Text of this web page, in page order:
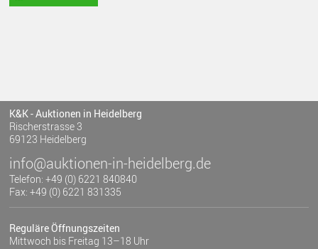
K&K - Auktionen in Heidelberg
Rischerstrasse 3
69123 Heidelberg
info@auktionen-in-heidelberg.de
Telefon: +49 (0) 6221 840840
Fax: +49 (0) 6221 831335
Reguläre Öffnungszeiten
Mittwoch bis Freitag 13–18 Uhr